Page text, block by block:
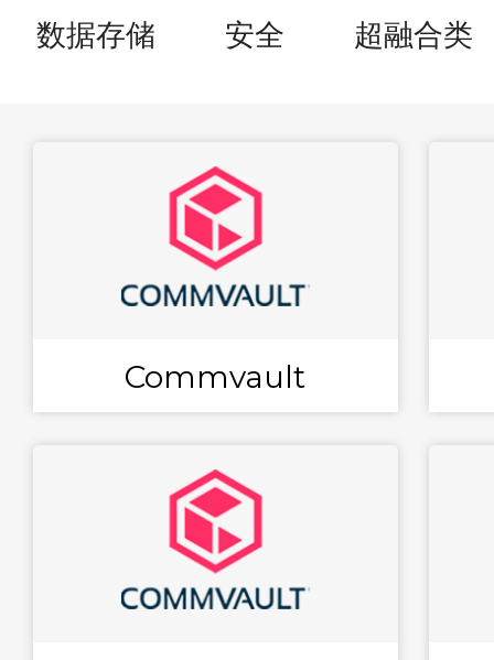
数据存储 安全 超融合类
Commvault